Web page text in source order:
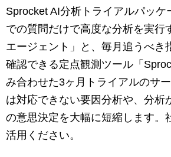
メソッド トップ
会社情報
会社概要
メンバー紹介
採用情報
セミナー・イベント
マーケティングお役立ち資料
Sprocket AI分析トライアルパッケ
での質問だけで高度な分析を実行
エージェント」と、毎月追うべき
確認できる定点観測ツール「
み合わせた3ヶ月トライアルのサ
は対応できない要因分析や、分析
の意思決定を大幅に短縮します。
活用ください。